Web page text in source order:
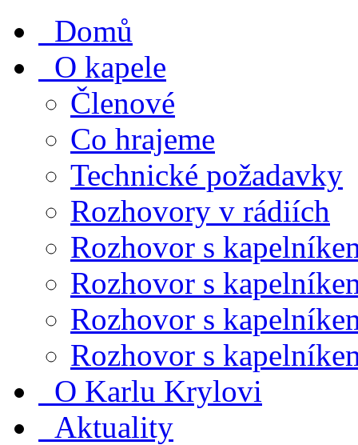
Domů
O kapele
Členové
Co hrajeme
Technické požadavky
Rozhovory v rádiích
Rozhovor s
Rozhovor s
Rozhovor s
Rozhovor s
O Karlu Krylovi
Aktuality